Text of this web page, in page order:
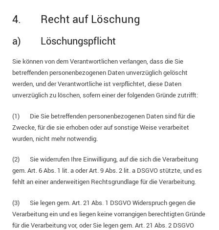
4. Recht auf Löschung
a) Löschungspflicht
Sie können von dem Verantwortlichen verlangen, dass die Sie
betreffenden personenbezogenen Daten unverzüglich gelöscht
werden, und der Verantwortliche ist verpflichtet, diese Daten
unverzüglich zu löschen, sofern einer der folgenden Gründe zutrifft:
(1) Die Sie betreffenden personenbezogenen Daten sind für die
Zwecke, für die sie erhoben oder auf sonstige Weise verarbeitet
wurden, nicht mehr notwendig.
(2) Sie widerrufen Ihre Einwilligung, auf die sich die Verarbeitung
gem. Art. 6 Abs. 1 lit. a oder Art. 9 Abs. 2 lit. a DSGVO stützte, und es
fehlt an einer anderweitigen Rechtsgrundlage für die Verarbeitung.
(3) Sie legen gem. Art. 21 Abs. 1 DSGVO Widerspruch gegen die
Verarbeitung ein und es liegen keine vorrangigen berechtigten Gründe
für die Verarbeitung vor, oder Sie legen gem. Art. 21 Abs. 2 DSGVO